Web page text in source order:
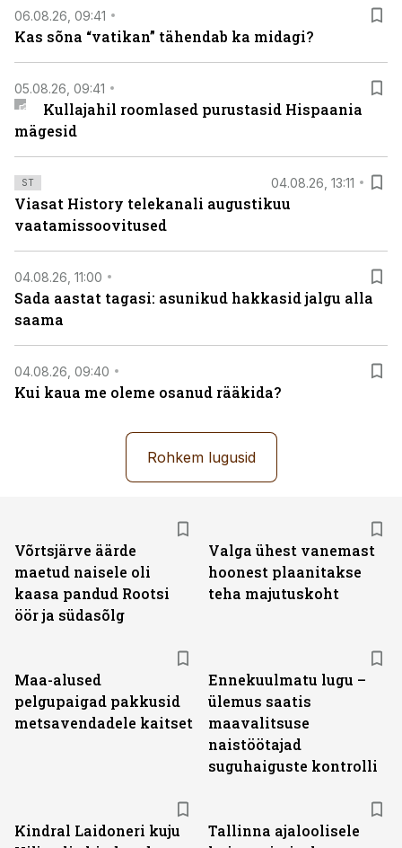
06.08.26, 09:41
Kas sõna “vatikan” tähendab ka midagi?
05.08.26, 09:41
Kullajahil roomlased purustasid Hispaania
mägesid
ST 04.08.26, 13:11
Viasat History telekanali augustikuu
vaatamissoovitused
04.08.26, 11:00
Sada aastat tagasi: asunikud hakkasid jalgu alla
saama
04.08.26, 09:40
Kui kaua me oleme osanud rääkida?
Rohkem lugusid
Võrtsjärve äärde
maetud naisele oli
kaasa pandud Rootsi
öör ja südasõlg
Valga ühest vanemast
hoonest plaanitakse
teha majutuskoht
Maa-alused
pelgupaigad pakkusid
metsavendadele kaitset
Ennekuulmatu lugu –
ülemus saatis
maavalitsuse
naistöötajad
suguhaiguste kontrolli
Kindral Laidoneri kuju
Tallinna ajaloolisele